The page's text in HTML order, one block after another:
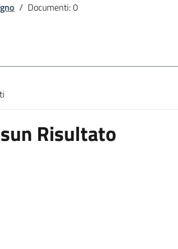
/ Documenti: 0
di ricerca
Risultato